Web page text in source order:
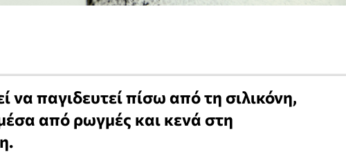
να παγιδευτεί πίσω από τη σιλικόνη,
από ρωγμές και κενά στη